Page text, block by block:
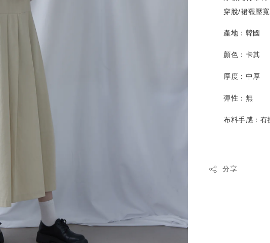
穿脫/裙襬壓
產地：韓國
顏色： 卡其
厚度： 中厚
彈性： 無
布料手感： 有
分享